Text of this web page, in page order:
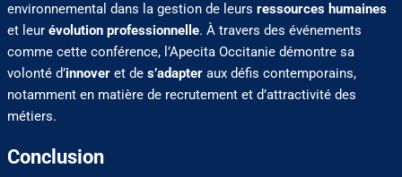
environnemental dans la gestion de leurs ressources humaines
et leur évolution professionnelle. À travers des événements
comme cette conférence, l’Apecita Occitanie démontre sa
volonté d’innoveret de s’adapteraux défis contemporains,
notamment en matière de recrutement et d’attractivité des
métiers.
Conclusion